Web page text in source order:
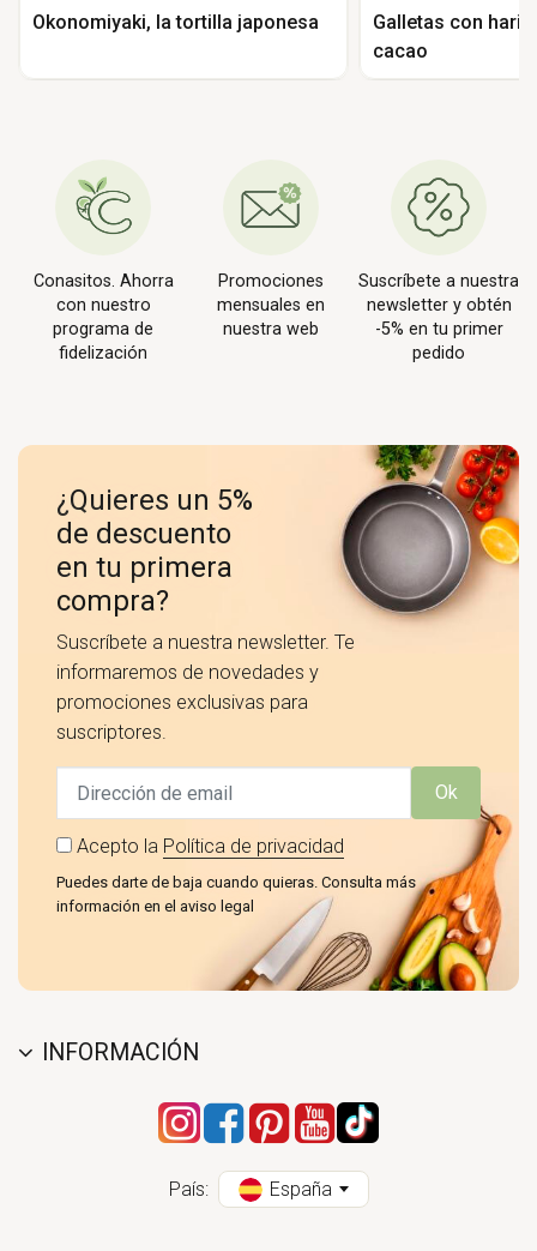
Okonomiyaki, la tortilla japonesa
Galletas con
cacao
Conasitos. Ahorra
con nuestro
programa de
fidelización
Promociones
mensuales en
nuestra web
Suscríbete a nuestra
newsletter y obtén
-5% en tu primer
pedido
¿Quieres un 5%
de descuento
en tu primera
compra?
Suscríbete a nuestra newsletter. Te
informaremos de novedades y
promociones exclusivas para
suscriptores.
Ok
Acepto la Política de privacidad
Puedes darte de baja cuando quieras. Consulta más
información en el aviso legal
INFORMACIÓN
País: España